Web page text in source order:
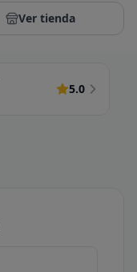
Ver tienda
5.0